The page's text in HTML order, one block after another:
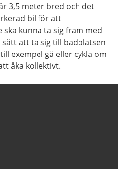
3,5 meter bred och det
bil för att
kunna ta sig fram med
att ta sig till badplatsen
exempel gå eller cykla om
åka kollektivt.